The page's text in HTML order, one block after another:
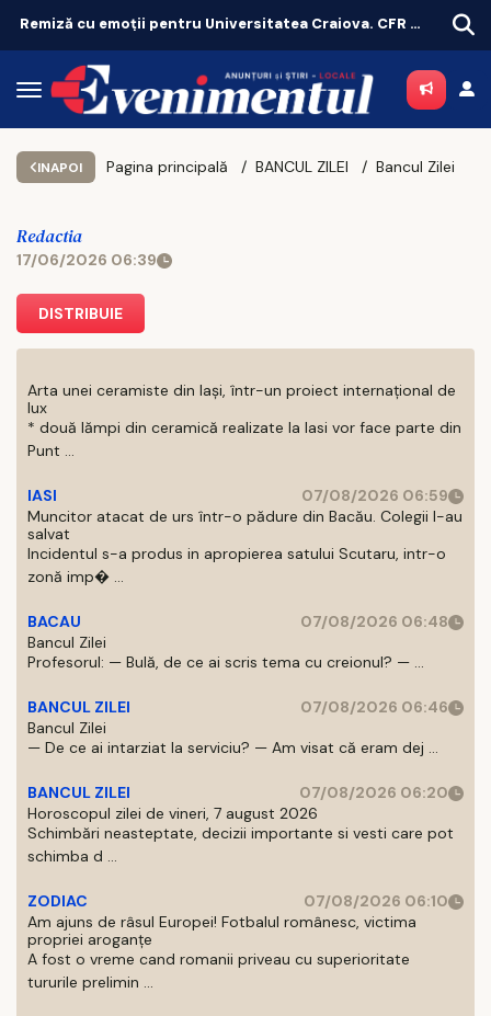
Remiză cu emoții pentru Universitatea Craiova. CFR Cluij, distrusă în Gruia!
INAPOI Pagina principală BANCUL ZILEI Bancul Zilei
Redactia
17/06/2026 06:39
DISTRIBUIE
Arta unei ceramiste din Iași, într-un proiect internațional de
lux
* două lămpi din ceramică realizate la Iasi vor face parte din
Punt ...
IASI
07/08/2026 06:59
Muncitor atacat de urs într-o pădure din Bacău. Colegii l-au
salvat
Incidentul s-a produs in apropierea satului Scutaru, intr-o
zonă imp� ...
BACAU
07/08/2026 06:48
Bancul Zilei
Profesorul: — Bulă, de ce ai scris tema cu creionul? — ...
BANCUL ZILEI
07/08/2026 06:46
Bancul Zilei
— De ce ai intarziat la serviciu? — Am visat că eram dej ...
BANCUL ZILEI
07/08/2026 06:20
Horoscopul zilei de vineri, 7 august 2026
Schimbări neasteptate, decizii importante si vesti care pot
schimba d ...
ZODIAC
07/08/2026 06:10
Am ajuns de râsul Europei! Fotbalul românesc, victima
propriei aroganțe
A fost o vreme cand romanii priveau cu superioritate
tururile prelimin ...